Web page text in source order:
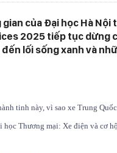
gian của Đại học Hà
2025 tiếp tục dừng
lối sống xanh và
tinh này, vì sao xe Trung
học Thương mại: Xe điện và cơ